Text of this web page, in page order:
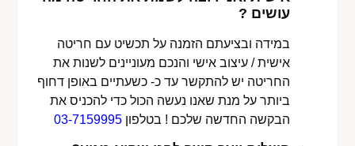
עושים ?
במידה ובציעתם הזמנה על תכשיט עם חריטה
אישית / עיצוב אישי והנכם מעוניינים לשנות את
החריטה יש להתקשר עד כ- כשעתיים באופן דחוף
ביותר על מנת שאנו נעשה הכול כדי להכניס את
הבקשה החדשה שלכם ! בטלפון03-7159995